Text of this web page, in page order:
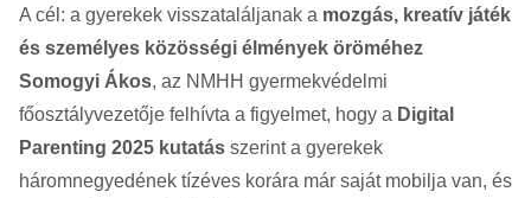
A cél: a gyerekek visszataláljanak a mozgás, kreatív játék
és személyes közösségi élmények öröméhez
Somogyi Ákos, az NMHH gyermekvédelmi
főosztályvezetője felhívta a figyelmet, hogy a Digital
Parenting 2025 kutatás szerint a gyerekek
háromnegyedének tízéves korára már saját mobilja van, és